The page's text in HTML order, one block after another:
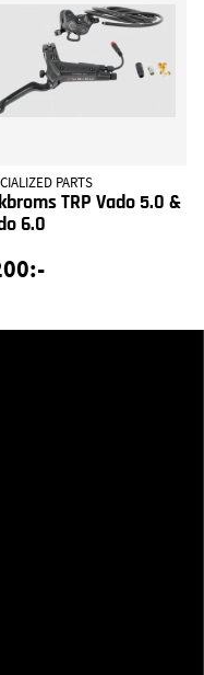
PARTS
TRP Vado 5.0 &
6.0